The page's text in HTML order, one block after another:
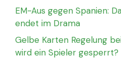
EM-Aus gegen Spanien:
endet im Drama
Gelbe Karten Regelung
wird ein Spieler gesperrt?